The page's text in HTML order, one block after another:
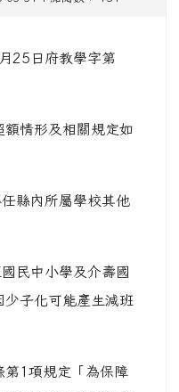
25日府教學字第
額情形及相關規定如
縣內所屬學校其他
民中小學及介壽國
少子化可能產生減班
1項規定「為保障